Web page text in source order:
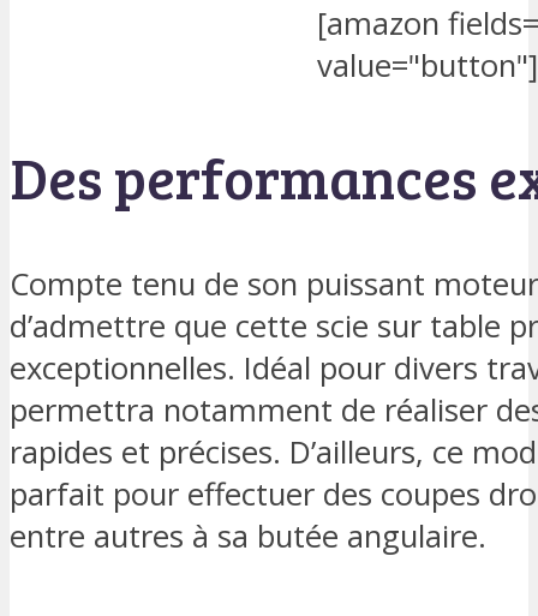
[amazon
value="button"]
Des performances
Compte tenu de son puissant
d’admettre que cette scie sur table
exceptionnelles. Idéal pour divers
permettra notamment de réaliser
rapides et précises. D’ailleurs, ce
parfait pour effectuer des coupes
entre autres à sa butée angulaire.